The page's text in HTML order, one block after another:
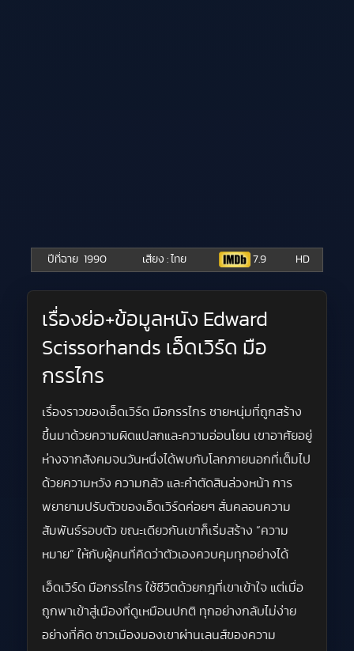
ปีที่ฉาย 1990 เสียง : ไทย 7.9 HD
เรื่องย่อ+ข้อมูลหนัง Edward
Scissorhands เอ็ดเวิร์ด มือ
กรรไกร
เรื่องราวของเอ็ดเวิร์ด มือกรรไกร ชายหนุ่มที่ถูกสร้าง
ขึ้นมาด้วยความผิดแปลกและความอ่อนโยน เขาอาศัยอยู่
ห่างจากสังคมจนวันหนึ่งได้พบกับโลกภายนอกที่เต็มไป
ด้วยความหวัง ความกลัว และคำตัดสินล่วงหน้า การ
พยายามปรับตัวของเอ็ดเวิร์ดค่อยๆ สั่นคลอนความ
สัมพันธ์รอบตัว ขณะเดียวกันเขาก็เริ่มสร้าง “ความ
หมาย” ให้กับผู้คนที่คิดว่าตัวเองควบคุมทุกอย่างได้
เอ็ดเวิร์ด มือกรรไกร ใช้ชีวิตด้วยกฎที่เขาเข้าใจ แต่เมื่อ
ถูกพาเข้าสู่เมืองที่ดูเหมือนปกติ ทุกอย่างกลับไม่ง่าย
อย่างที่คิด ชาวเมืองมองเขาผ่านเลนส์ของความ